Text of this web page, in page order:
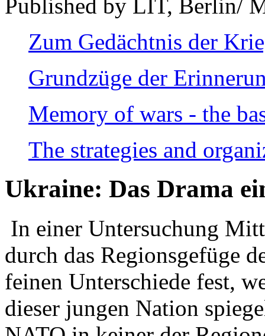
Published by LIT, Berlin/
Zum Gedächtnis der
Grundzüge der
Memory of wars - the
The strategies and
Ukraine: Das Drama
In einer Untersuchung
durch das Regionsgefüge
feinen Unterschiede fest,
dieser jungen Nation